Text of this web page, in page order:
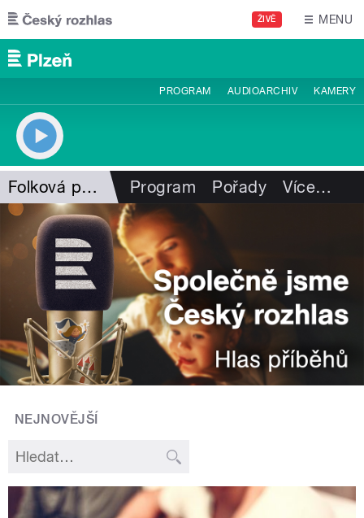
Přejít k hlavnímu obsahu
ŽIVĚ MENU
PROGRAM AUDIOARCHIV KAMERY
Folková pohlazení Program Pořady Více…
NEJNOVĚJŠÍ